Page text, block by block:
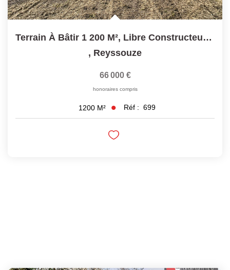
Terrain À Bâtir 1 200 M², Libre Constructeur, Au Calme -...
, Reyssouze
66 000 €
honoraires compris
1200 M² Réf : 699